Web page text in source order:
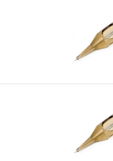
5RS/35
6,70lei
7RS/30
6,70lei